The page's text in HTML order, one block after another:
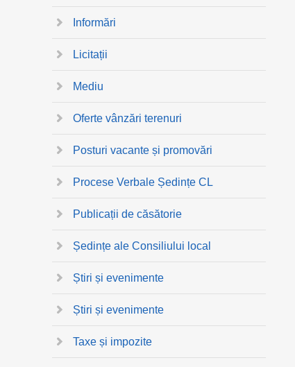
Informări
Licitații
Mediu
Oferte vânzări terenuri
Posturi vacante și promovări
Procese Verbale Ședințe CL
Publicații de căsătorie
Ședințe ale Consiliului local
Știri și evenimente
Știri și evenimente
Taxe și impozite